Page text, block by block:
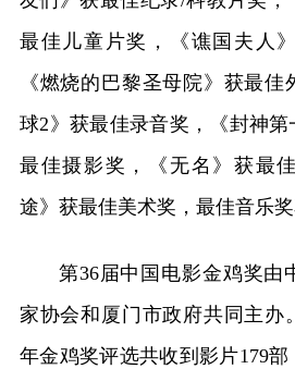
最佳儿童片奖，《谯国夫人
《燃烧的巴黎圣母院》获最
球2》获最佳录音奖，《封神
最佳摄影奖，《无名》获最
途》获最佳美术奖，最佳音乐奖
第36届中国电影金鸡奖由
家协会和厦门市政府共同主办
年金鸡奖评选共收到影片179部